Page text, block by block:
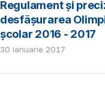
Regulament şi
desfășurarea
școlar 2016 - 2017
30 ianuarie 2017